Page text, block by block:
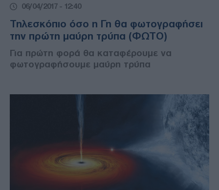
06/04/2017 - 12:40
Τηλεσκόπιο όσο η Γη θα φωτογραφήσει
την πρώτη μαύρη τρύπα (ΦΩΤΟ)
Για πρώτη φορά θα καταφέρουμε να
φωτογραφήσουμε μαύρη τρύπα